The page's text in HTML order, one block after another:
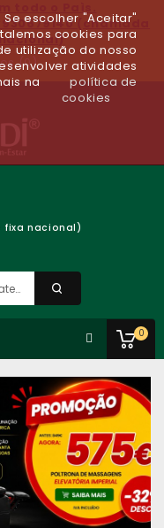
(chamada
(0)
0
fixa nacional)
escolher "Aceitar"
cookies para
utilização do nosso
atividades
na
política de
cookies